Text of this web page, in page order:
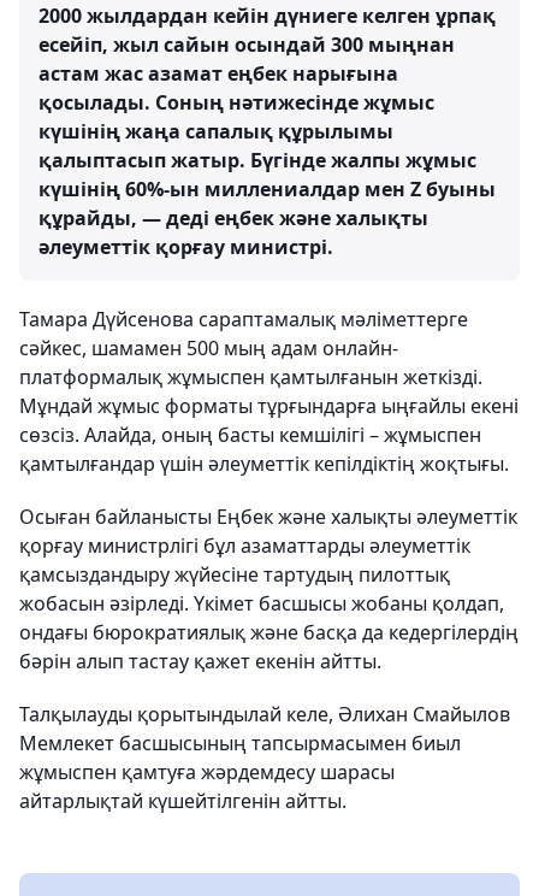
2000 жылдардан кейін дүниеге келген ұрпақ
есейіп, жыл сайын осындай 300 мыңнан
астам жас азамат еңбек нарығына
қосылады. Соның нәтижесінде жұмыс
күшінің жаңа сапалық құрылымы
қалыптасып жатыр. Бүгінде жалпы жұмыс
күшінің 60%-ын миллениалдар мен Z буыны
құрайды, — деді еңбек және халықты
әлеуметтік қорғау министрі.
Тамара Дүйсенова сараптамалық мәліметтерге
сәйкес, шамамен 500 мың адам онлайн-
платформалық жұмыспен қамтылғанын жеткізді.
Мұндай жұмыс форматы тұрғындарға ыңғайлы екені
сөзсіз. Алайда, оның басты кемшілігі – жұмыспен
қамтылғандар үшін әлеуметтік кепілдіктің жоқтығы.
Осыған байланысты Еңбек және халықты әлеуметтік
қорғау министрлігі бұл азаматтарды әлеуметтік
қамсыздандыру жүйесіне тартудың пилоттық
жобасын әзірледі. Үкімет басшысы жобаны қолдап,
ондағы бюрократиялық және басқа да кедергілердің
бәрін алып тастау қажет екенін айтты.
Талқылауды қорытындылай келе, Әлихан Смайылов
Мемлекет басшысының тапсырмасымен биыл
жұмыспен қамтуға жәрдемдесу шарасы
айтарлықтай күшейтілгенін айтты.